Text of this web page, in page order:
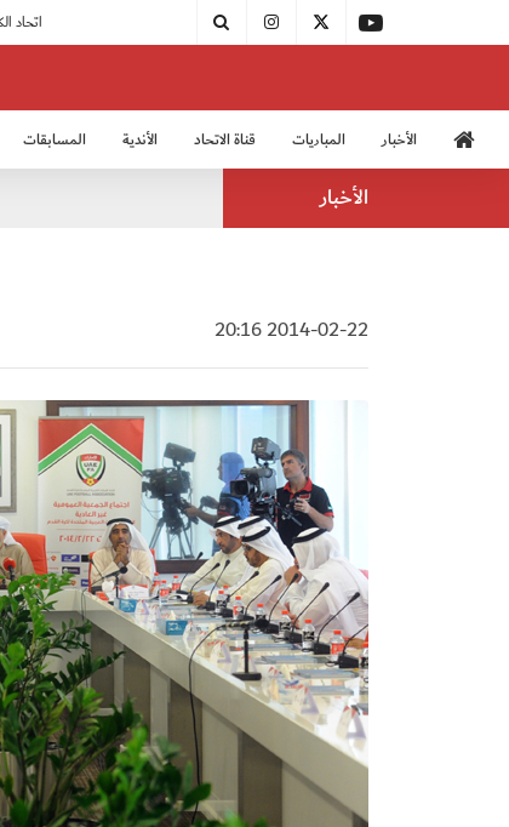
مودرن سبورت يُتوج بطلًا لدوري الدرجة الثالثة
الأخبار المباريات قناة الاتحاد الأندية المسابقات
الأخبار
2014-02-22 20:16